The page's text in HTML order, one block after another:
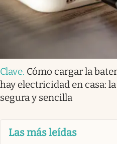
Clave. Cómo cargar la
hay electricidad en casa:
segura y sencilla
Las más leídas